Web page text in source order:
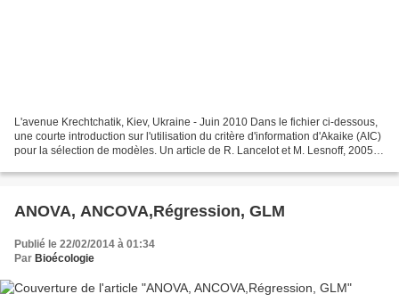
L'avenue Krechtchatik, Kiev, Ukraine - Juin 2010 Dans le fichier ci-dessous,
une courte introduction sur l'utilisation du critère d'information d'Akaike (AIC)
pour la sélection de modèles. Un article de R. Lancelot et M. Lesnoff, 2005. -
ANOVA, ANCOVA,Régression, GLM
Publié le 22/02/2014 à 01:34
Par Bioécologie